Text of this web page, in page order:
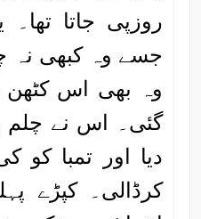
روزپی جاتا
جسے وہ کبھی نہ
وہ بھی اس کٹھن
گئی۔ اس نے چلم
دیا اور تمبا کو
کرڈالی۔ کپڑے